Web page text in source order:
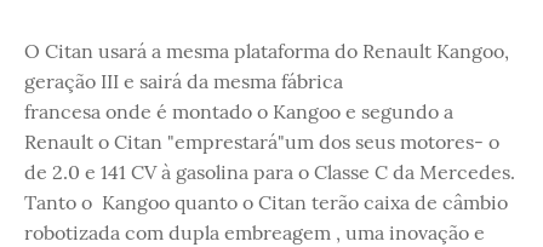
O Citan usará a mesma plataforma do Renault Kangoo,
geração III e sairá da mesma fábrica
francesa onde é montado o Kangoo e segundo a
Renault o Citan "emprestará"um dos seus motores- o
de 2.0 e 141 CV à gasolina para o Classe C da Mercedes.
Tanto o Kangoo quanto o Citan terão caixa de câmbio
robotizada com dupla embreagem , uma inovação e